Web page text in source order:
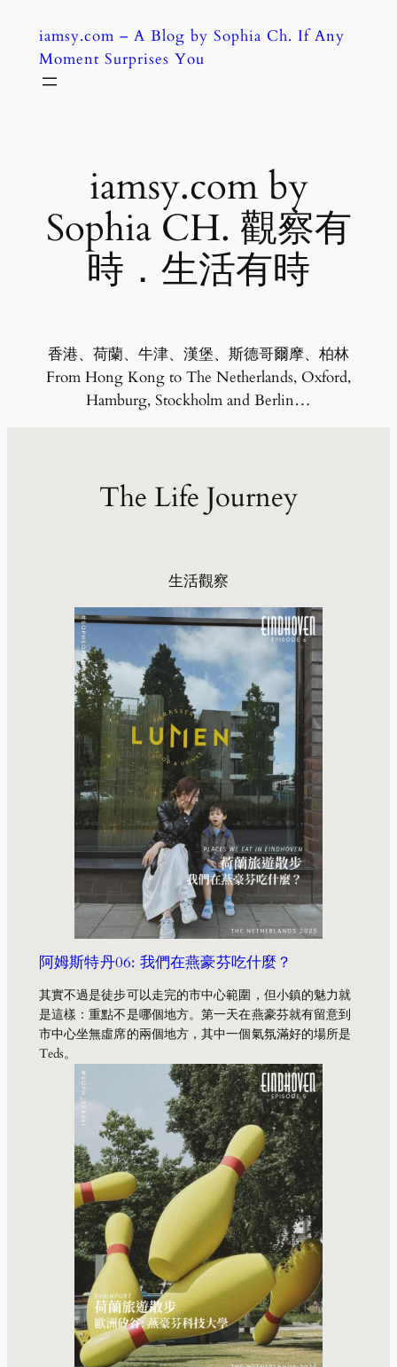
content
iamsy.com – A Blog by Sophia Ch. If Any
Moment Surprises You
iamsy.com by
Sophia CH. 觀察有
時．生活有時
香港、荷蘭、牛津、漢堡、斯德哥爾摩、柏林
From Hong Kong to The Netherlands, Oxford,
Hamburg, Stockholm and Berlin…
The Life Journey
生活觀察
阿姆斯特丹06: 我們在燕豪芬吃什麼？
其實不過是徒步可以走完的市中心範圍，但小鎮的魅力就
是這樣：重點不是哪個地方。第一天在燕豪芬就有留意到
市中心坐無虛席的兩個地方，其中一個氣氛滿好的場所是
Teds。